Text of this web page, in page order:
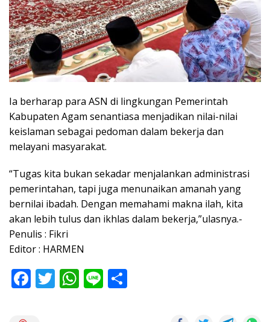
Ia berharap para ASN di lingkungan Pemerintah
Kabupaten Agam senantiasa menjadikan nilai-nilai
keislaman sebagai pedoman dalam bekerja dan
melayani masyarakat.
“Tugas kita bukan sekadar menjalankan administrasi
pemerintahan, tapi juga menunaikan amanah yang
bernilai ibadah. Dengan memahami makna ilah, kita
akan lebih tulus dan ikhlas dalam bekerja,”ulasnya.-
Penulis : Fikri
Editor : HARMEN
F T W Li